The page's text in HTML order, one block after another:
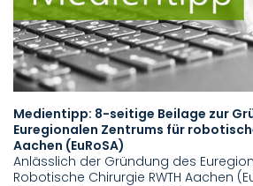
Medientipp: 8-seitige Beilage zur
Euregionalen Zentrums für
Aachen (EuRoSA)
Anlässlich der Gründung des
Robotische Chirurgie RWTH Aachen